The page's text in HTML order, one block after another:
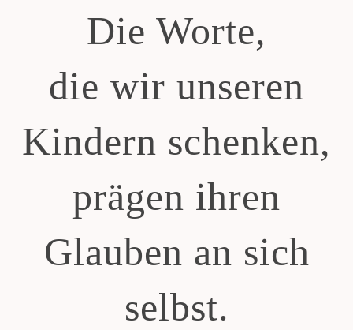
Die Worte,
die wir unseren
Kindern schenken,
prägen ihren
Glauben an sich
selbst.